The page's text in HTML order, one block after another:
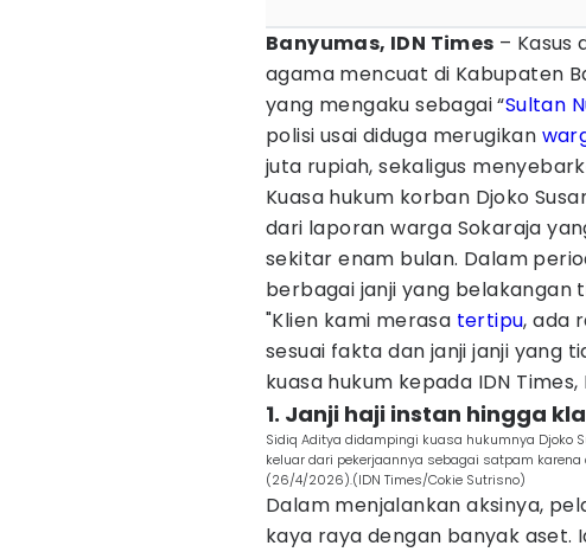
Banyumas, IDN Times – Kasus
agama mencuat di Kabupaten
yang mengaku sebagai “Sultan
polisi usai diduga merugikan
juta rupiah, sekaligus
Kuasa hukum korban Djoko
dari laporan warga Sokaraja
sekitar enam bulan. Dalam
berbagai janji yang belakangan
"Klien kami merasa tertipu, ada
sesuai fakta dan janji janji yang
kuasa hukum kepada IDN
1. Janji haji instan hingga
Sidiq Aditya didampingi kuasa hukumnya Djoko
keluar dari pekerjaannya sebagai satpam
(26/4/2026).(IDN Times/Cokie Sutrisno)
Dalam menjalankan aksinya,
kaya raya dengan banyak aset.